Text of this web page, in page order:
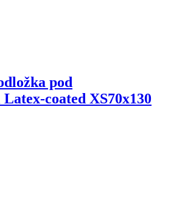
pod
coated XS70x130